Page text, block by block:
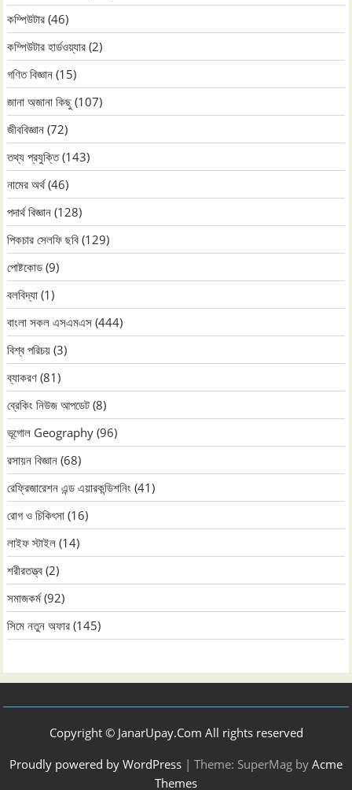
কম্পিউটার (46)
কম্পিউটার হার্ডওয়্যার (2)
গণিত বিজ্ঞান (15)
জানা অজানা কিছু (107)
জীববিজ্ঞান (72)
তথ্য প্রযুক্তি(143)
নামের অর্থ(46)
পদার্থ বিজ্ঞান (128)
পিকচার সেলফি ছবি (129)
পোষ্টকোড (9)
বলবিদ্যা (1)
বাংলা সকল এসএমএস (444)
বিশ্ব পরিচয় (3)
ব্যাকরণ (81)
ব্রেকিং নিউজ আপডেট (8)
ভূগোল Geography (96)
রসায়ন বিজ্ঞান (68)
রেফ্রিজারেশন এন্ড এয়ারকন্ডিশনিং (41)
রোগ ও চিকিৎসা (16)
লাইফ স্টাইল (14)
শরীরতত্ত্ব (2)
সমাজকর্ম(92)
সিমে নতুন ‍অফার (145)
Copyright © JanarUpay.Com All rights reserved
Proudly powered by WordPress | Theme: SuperMag by Acme
Themes